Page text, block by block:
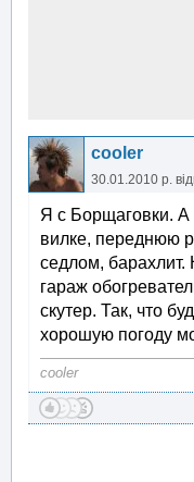
cooler
30.01.2010 р.
Я с Борщаговки. А
вилке, переднюю
седлом,
гараж
скутер. Так, что
хорошую погоду
cooler